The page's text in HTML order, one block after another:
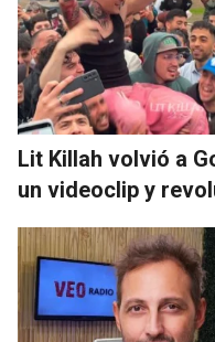
Lit Killah volvió a
un videoclip y